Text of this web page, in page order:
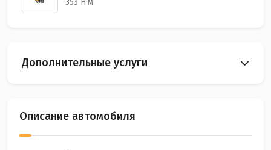
353 Н·м
Дополнительные услуги
Описание автомобиля